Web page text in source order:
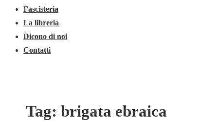
Fascisteria
La libreria
Dicono di noi
Contatti
Tag: brigata ebraica